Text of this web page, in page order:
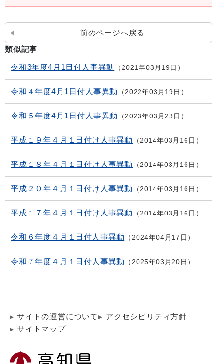
前のページへ戻る
類似記事
令和3年度4月1日付人事異動 2021年03月19日
令和４年度4月1日付人事異動 2022年03月19日
令和５年度4月1日付人事異動 2023年03月23日
平成１９年４月１日付け人事異動 2014年03月16日
平成１８年４月１日付け人事異動 2014年03月16日
平成２０年４月１日付け人事異動 2014年03月16日
平成１７年４月１日付け人事異動 2014年03月16日
令和６年度４月１日付人事異動 2024年04月17日
令和７年度４月１日付人事異動 2025年03月20日
サイトの運営について
アクセシビリティ方針
サイトマップ